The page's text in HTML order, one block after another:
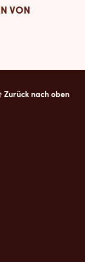
VON
Zurück nach oben